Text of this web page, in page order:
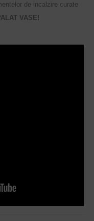
de incalzire curate
VASE!